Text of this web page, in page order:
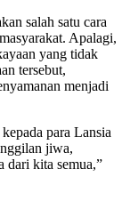
salah satu cara
Apalagi,
yang tidak
tersebut,
menjadi
para Lansia
jiwa,
dari kita semua,”